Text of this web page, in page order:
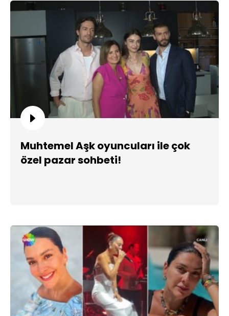
Muhtemel Aşk oyuncuları ile çok
özel pazar sohbeti!